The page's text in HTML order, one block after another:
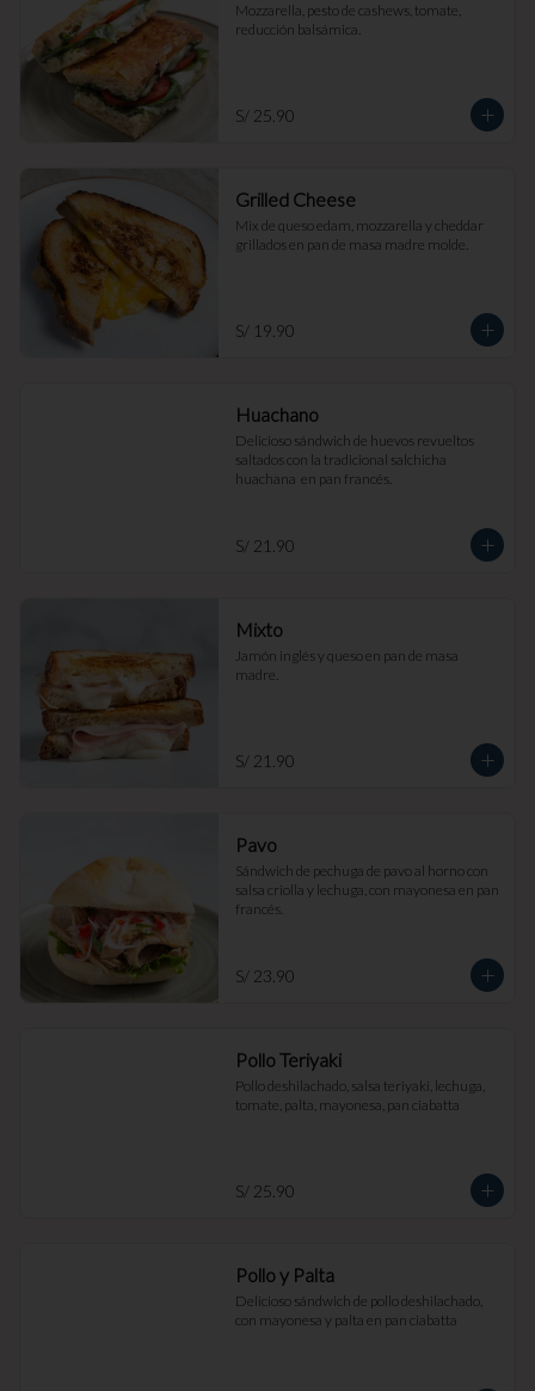
Mozzarella, pesto de cashews, tomate,
reducción balsámica.
S/ 25.90
Grilled Cheese
Mix de queso edam, mozzarella y cheddar
grillados en pan de masa madre molde.
S/ 19.90
Huachano
Delicioso sándwich de huevos revueltos
saltados con la tradicional salchicha
huachana  en pan francés.
S/ 21.90
Mixto
Jamón inglés y queso en pan de masa
madre.
S/ 21.90
Pavo
Sándwich de pechuga de pavo al horno con
salsa criolla y lechuga, con mayonesa en pan
francés.
S/ 23.90
Pollo Teriyaki
Pollo deshilachado, salsa teriyaki, lechuga,
tomate, palta, mayonesa, pan ciabatta
S/ 25.90
Pollo y Palta
Delicioso sándwich de pollo deshilachado,
con mayonesa y palta en pan ciabatta